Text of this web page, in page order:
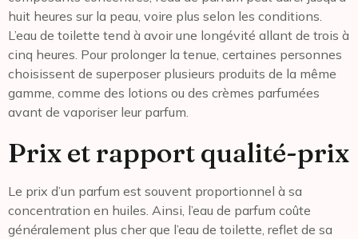
huit heures sur la peau, voire plus selon les conditions.
L’eau de toilette tend à avoir une longévité allant de trois à
cinq heures. Pour prolonger la tenue, certaines personnes
choisissent de superposer plusieurs produits de la même
gamme, comme des lotions ou des crèmes parfumées
avant de vaporiser leur parfum.
Prix et rapport qualité-prix
Le prix d’un parfum est souvent proportionnel à sa
concentration en huiles. Ainsi, l’eau de parfum coûte
généralement plus cher que l’eau de toilette, reflet de sa